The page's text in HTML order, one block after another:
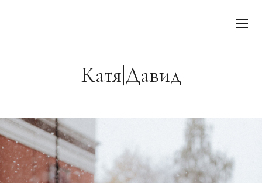
Катя|Давид